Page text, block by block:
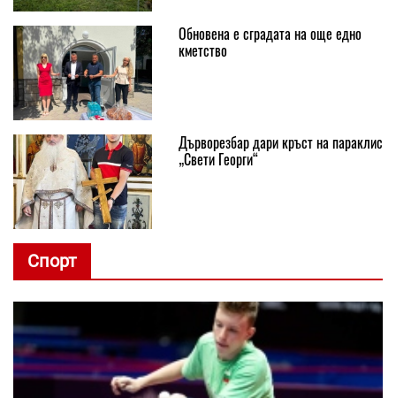
Обновена е сградата на още едно
кметство
Дърворезбар дари кръст на параклис
„Свети Георги“
Спорт